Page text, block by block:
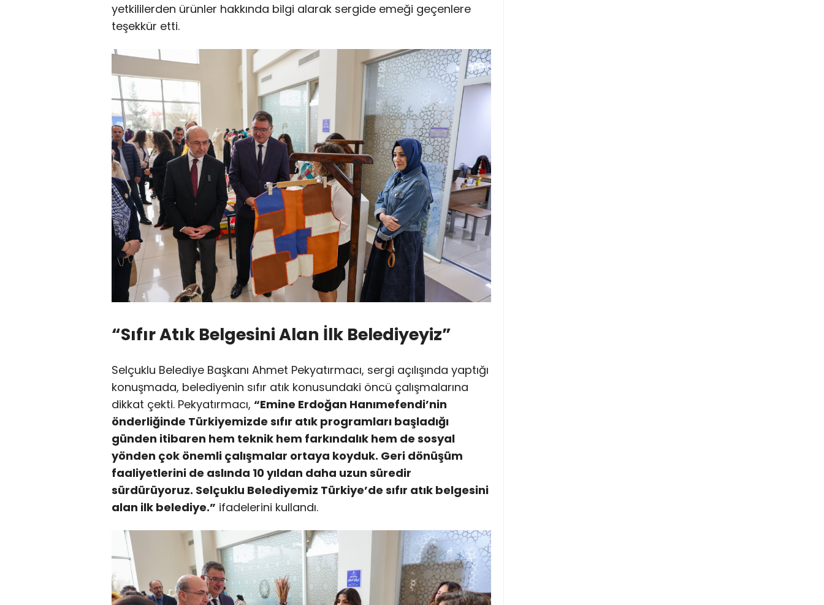
yetkililerden ürünler hakkında bilgi alarak sergide emeği geçenlere
teşekkür etti.
“Sıfır Atık Belgesini Alan İlk Belediyeyiz”
Selçuklu Belediye Başkanı Ahmet Pekyatırmacı, sergi açılışında yaptığı
konuşmada, belediyenin sıfır atık konusundaki öncü çalışmalarına
dikkat çekti. Pekyatırmacı, “Emine Erdoğan Hanımefendi’nin
önderliğinde Türkiyemizde sıfır atık programları başladığı
günden itibaren hem teknik hem farkındalık hem de sosyal
yönden çok önemli çalışmalar ortaya koyduk. Geri dönüşüm
faaliyetlerini de aslında 10 yıldan daha uzun süredir
sürdürüyoruz. Selçuklu Belediyemiz Türkiye’de sıfır atık belgesini
alan ilk belediye.” ifadelerini kullandı.